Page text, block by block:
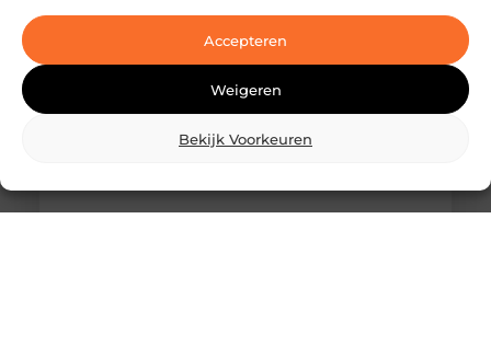
Accepteren
Weigeren
Bekijk Voorkeuren
laserbehandelingen in Den Haag? Dan ben je hier